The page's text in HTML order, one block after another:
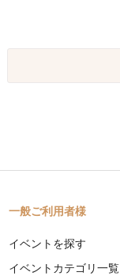
一般ご利用者様
イベントを探す
イベントカテゴリ一覧